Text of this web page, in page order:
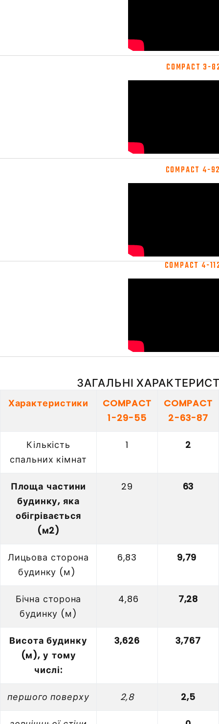
COMPACT 3-
COMPACT 4-
COMPACT 4-
ЗАГАЛЬНІ
Характеристики
COMPACT
1-29-55
COMPACT
2-63-87
Кількість
спальних кімнат
1 2
Площа частини
будинку, яка
обігрівається
(м2)
29 63
Лицьова сторона
будинку (м)
6,83 9,79
Бічна сторона
будинку (м)
4,86 7,28
Висота будинку
(м), у тому
числі:
3,626 3,767
першого поверху 2,8 2,5